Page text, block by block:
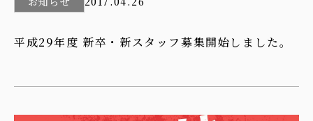
平成29年度 新卒・新スタッフ募集開始しました。